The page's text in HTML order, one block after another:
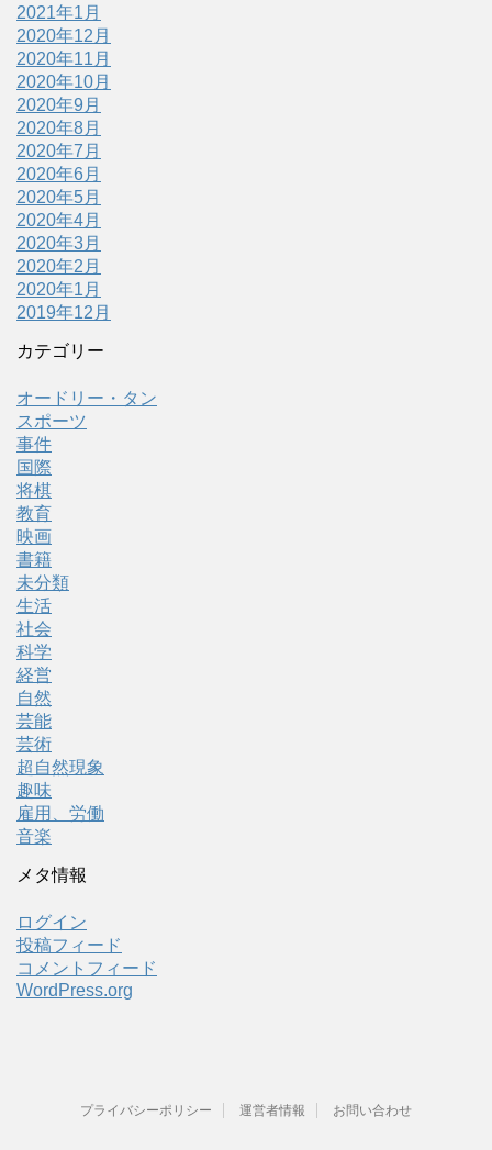
2021年1月
2020年12月
2020年11月
2020年10月
2020年9月
2020年8月
2020年7月
2020年6月
2020年5月
2020年4月
2020年3月
2020年2月
2020年1月
2019年12月
カテゴリー
オードリー・タン
スポーツ
事件
国際
将棋
教育
映画
書籍
未分類
生活
社会
科学
経営
自然
芸能
芸術
超自然現象
趣味
雇用、労働
音楽
メタ情報
ログイン
投稿フィード
コメントフィード
WordPress.org
プライバシーポリシー 運営者情報 お問い合わせ